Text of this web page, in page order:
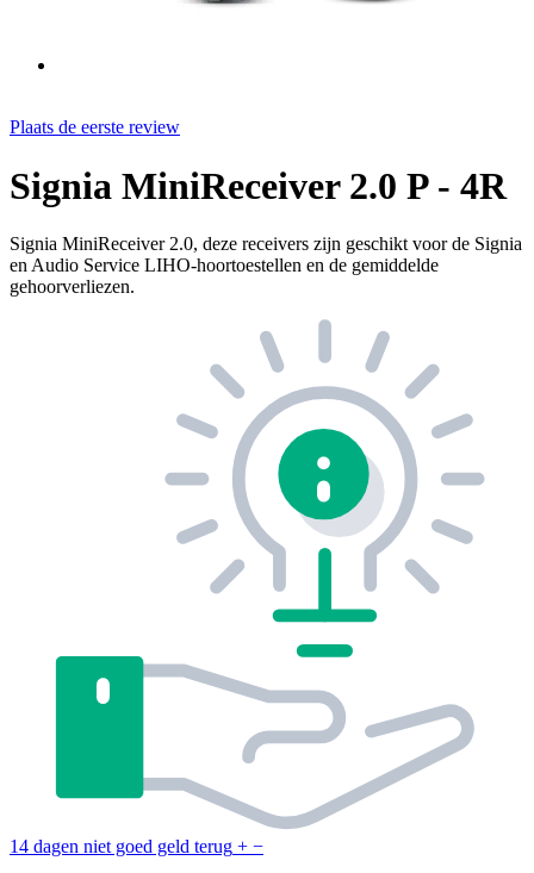
Plaats de eerste review
Signia MiniReceiver 2.0 P - 4R
Signia MiniReceiver 2.0, deze receivers zijn geschikt voor de Signia
en Audio Service LIHO-hoortoestellen en de gemiddelde
gehoorverliezen.
14 dagen niet goed geld terug + −